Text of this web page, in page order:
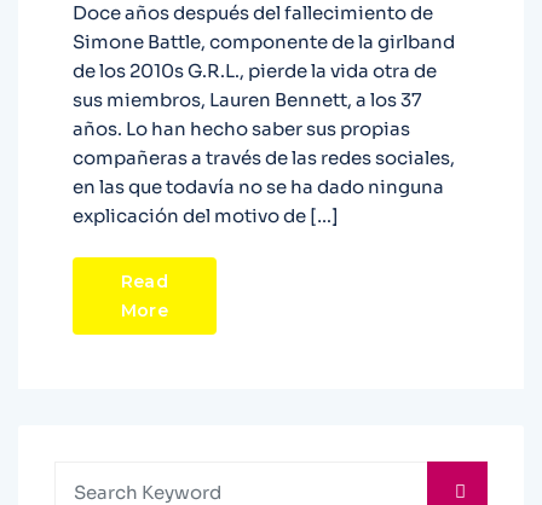
Doce años después del fallecimiento de
Simone Battle, componente de la girlband
de los 2010s G.R.L., pierde la vida otra de
sus miembros, Lauren Bennett, a los 37
años. Lo han hecho saber sus propias
compañeras a través de las redes sociales,
en las que todavía no se ha dado ninguna
explicación del motivo de […]
Read
More